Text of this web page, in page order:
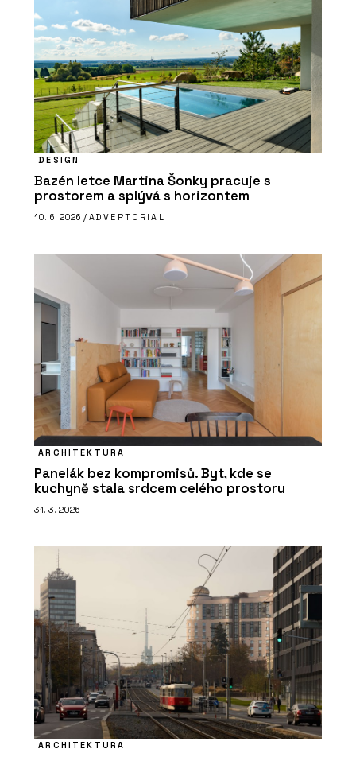
DESIGN
Bazén letce Martina Šonky pracuje s
prostorem a splývá s horizontem
10. 6. 2026 / ADVERTORIAL
ARCHITEKTURA
Panelák bez kompromisů. Byt, kde se
kuchyně stala srdcem celého prostoru
31. 3. 2026
ARCHITEKTURA